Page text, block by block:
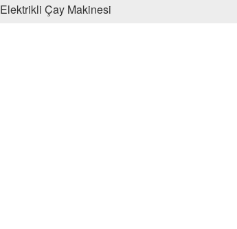
Elektrikli Çay Makinesi